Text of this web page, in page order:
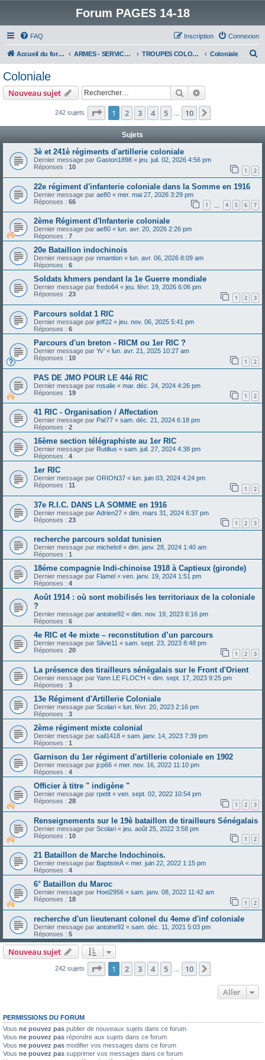
Forum PAGES 14-18
FAQ Connexion
Inscription
Accueil du forum ARMES - SERVICES - UNITES : historiques & discussions TROUPES COLONIALES & ARMEE D'AFRIQUE Coloniale
e
Coloniale
Nouveau sujet Rechercher
242 sujets Page 1sur10
1 2 3 4 5 10
Sujets
3è et 241è régiments d'artillerie coloniale
Dernier message par Gaston1898 « jeu. juil. 02, 2026 4:56 pm
Réponses : 10 1 2
22e régiment d'infanterie coloniale dans la Somme en 1916
Dernier message par ae80 « mer. mai 27, 2026 3:29 pm
Réponses : 66 1 4 5 6 7
2ème Régiment d'Infanterie coloniale
Dernier message par ae80 « lun. avr. 20, 2026 2:26 pm
Réponses : 7
20e Bataillon indochinois
Dernier message par nmantion « lun. avr. 06, 2026 8:09 am
Réponses : 6
Soldats khmers pendant la 1e Guerre mondiale
Dernier message par fredo64 « jeu. févr. 19, 2026 6:06 pm
Réponses : 23 1 2 3
Parcours soldat 1 RIC
Dernier message par jeff22 « jeu. nov. 06, 2025 5:41 pm
Réponses : 6
Parcours d'un breton - RICM ou 1er RIC ?
Dernier message par Yv' « lun. avr. 21, 2025 10:27 am
Réponses : 10 1 2
PAS DE JMO POUR LE 44é RIC
Dernier message par rosalie « mar. déc. 24, 2024 4:26 pm
Réponses : 19 1 2
41 RIC - Organisation / Affectation
Dernier message par Pat77 « sam. déc. 21, 2024 6:18 pm
Réponses : 2
16ème section télégraphiste au 1er RIC
Dernier message par Rutilius « sam. juil. 27, 2024 4:38 pm
Réponses : 4
1er RIC
Dernier message par ORION37 « lun. juin 03, 2024 4:24 pm
Réponses : 11 1 2
37e R.I.C. DANS LA SOMME en 1916
Dernier message par Adrien27 « dim. mars 31, 2024 6:37 pm
Réponses : 23 1 2 3
recherche parcours soldat tunisien
Dernier message par michelstl « dim. janv. 28, 2024 1:40 am
Réponses : 1
18éme compagnie Indi-chinoise 1918 à Captieux (gironde)
Dernier message par Flamel « ven. janv. 19, 2024 1:51 pm
Réponses : 4
Août 1914 : où sont mobilisés les territoriaux de la coloniale
?
Dernier message par antoine92 « dim. nov. 19, 2023 6:16 pm
Réponses : 6
4e RIC et 4e mixte – reconstitution d’un parcours
Dernier message par Silvie11 « sam. sept. 23, 2023 8:48 pm
Réponses : 20 1 2 3
La présence des tirailleurs sénégalais sur le Front d'Orient
Dernier message par Yann LE FLOC'H « dim. sept. 17, 2023 9:25 pm
Réponses : 3
13e Régiment d'Artillerie Coloniale
Dernier message par Scolari « lun. févr. 20, 2023 2:16 pm
Réponses : 3
2ème régiment mixte colonial
Dernier message par sail1418 « sam. janv. 14, 2023 7:39 pm
Réponses : 1
Garnison du 1er régiment d'artillerie coloniale en 1902
Dernier message par jcp66 « mer. nov. 16, 2022 11:10 pm
Réponses : 4
Officier à titre " indigène "
Dernier message par rpetit « ven. sept. 02, 2022 10:54 pm
Réponses : 28 1 2 3
Renseignements sur le 19è bataillon de tirailleurs Sénégalais
Dernier message par Scolari « jeu. août 25, 2022 3:58 pm
Réponses : 10 1 2
21 Bataillon de Marche Indochinois.
Dernier message par BaptisteA« mer. juin 22, 2022 1:15 pm
Réponses : 4
6° Bataillon du Maroc
Dernier message par Hoel2956 « sam. janv. 08, 2022 11:42 am
Réponses : 18 1 2
recherche d'un lieutenant colonel du 4eme d'inf coloniale
Dernier message par antoine92 « sam. déc. 11, 2021 5:03 pm
Réponses : 5
Nouveau sujet
242 sujets Page 1sur10
1 2 3 4 5 10
Aller
PERMISSIONS DU FORUM
Vous ne pouvez pas publier de nouveaux sujets dans ce forum
Vous ne pouvez pas répondre aux sujets dans ce forum
Vous ne pouvez pas modifier vos messages dans ce forum
Vous ne pouvez pas supprimer vos messages dans ce forum